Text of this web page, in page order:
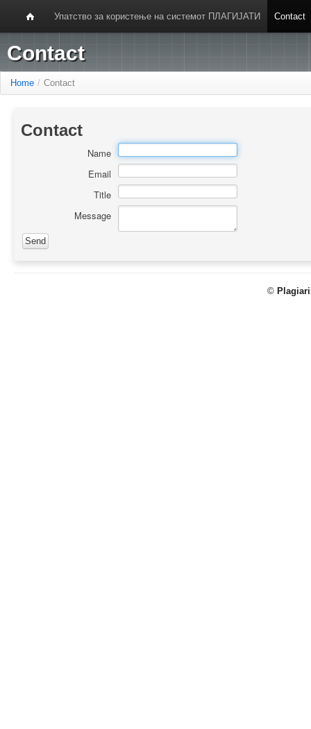
Упатство за користење на системот ПЛАГИЈАТИ Contact
Contact
Home / Contact
Contact
Name
Email
Title
Message
©